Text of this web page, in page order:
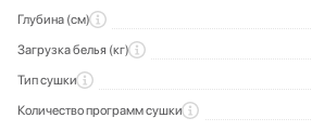
Глубина (см)
Загрузка белья (кг)
Тип сушки
Количество программ сушки